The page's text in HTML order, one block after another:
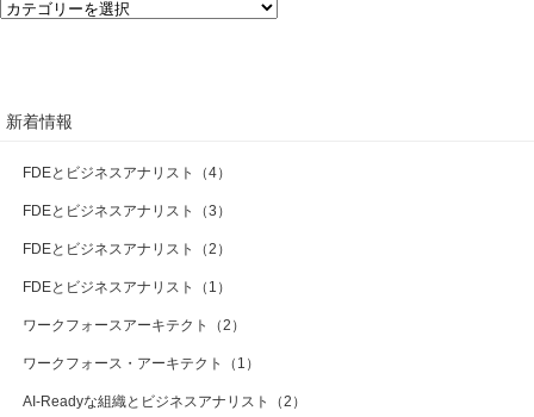
新着情報
FDEとビジネスアナリスト（4）
FDEとビジネスアナリスト（3）
FDEとビジネスアナリスト（2）
FDEとビジネスアナリスト（1）
ワークフォースアーキテクト（2）
ワークフォース・アーキテクト（1）
AI-Readyな組織とビジネスアナリスト（2）